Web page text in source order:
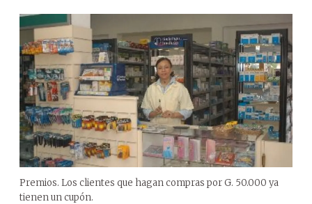
Premios. Los clientes que hagan compras por G. 50.000 ya
tienen un cupón.